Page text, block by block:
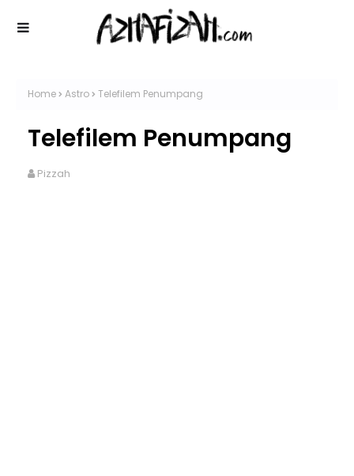
Home Astro Telefilem Penumpang
Telefilem Penumpang
Pizzah